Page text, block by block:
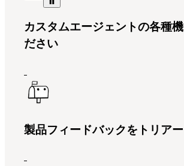
カスタムエージェントの各種
ださい
製品フィードバックをトリア